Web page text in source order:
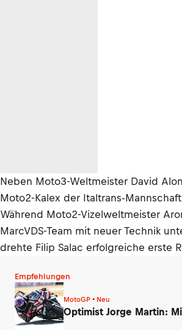
Neben Moto3-Weltmeister David
Moto2-Kalex der Italtrans-
Während Moto2-Vizelweltmeister
MarcVDS-Team mit neuer Technik
drehte Filip Salac erfolgreiche erste
Empfehlungen
MotoGP • Neu
Optimist Jorge Martin: